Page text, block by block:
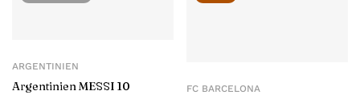
ARGENTINIEN
Argentinien MESSI 10
FC BARCELONA